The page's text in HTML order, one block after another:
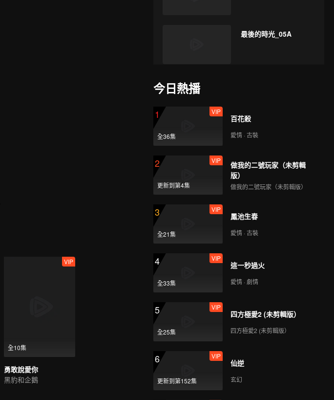
最後的時光_05A
最後的時光_05C
最後的時光_06B
最後的時光_06C
最後的時光_07A
最後的時光_07B
全10集
VIP
勇敢說愛你
黑豹和企鵝
今日熱播
1
全36集
VIP
百花殺
愛情 · 古裝
2
更新到第4集
VIP
做我的二號玩家（未剪輯
版）
做我的二號玩家（未剪輯版）
3
全21集
VIP
鳳池生春
愛情 · 古裝
4
全33集
VIP
這一秒過火
愛情 · 劇情
5
全25集
VIP
四方極愛2 (未剪輯版）
四方極愛2 (未剪輯版）
6
更新到第152集
VIP
仙逆
玄幻